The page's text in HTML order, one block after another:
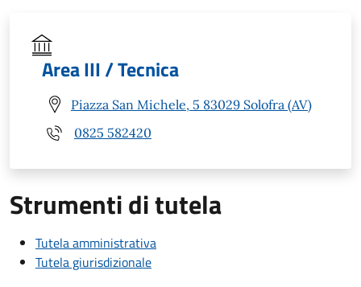
Area III / Tecnica
Piazza San Michele, 5 83029 Solofra (AV)
0825 582420
Strumenti di tutela
Tutela amministrativa
Tutela giurisdizionale